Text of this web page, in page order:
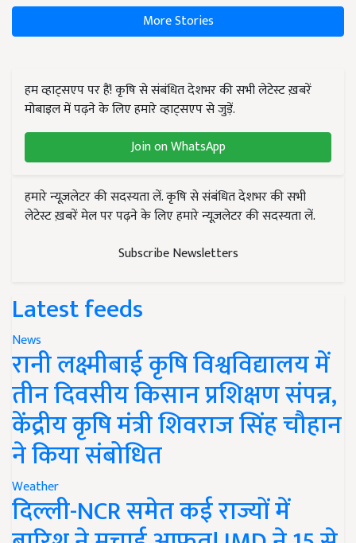
More Stories
हम व्हाट्सएप पर हैं! कृषि से संबंधित देशभर की सभी लेटेस्ट ख़बरें
मोबाइल में पढ़ने के लिए हमारे व्हाट्सएप से जुड़ें.
Join on WhatsApp
हमारे न्यूज़लेटर की सदस्यता लें. कृषि से संबंधित देशभर की सभी
लेटेस्ट ख़बरें मेल पर पढ़ने के लिए हमारे न्यूज़लेटर की सदस्यता लें.
Subscribe Newsletters
Latest feeds
News
रानी लक्ष्मीबाई कृषि विश्वविद्यालय में
तीन दिवसीय किसान प्रशिक्षण संपन्न,
केंद्रीय कृषि मंत्री शिवराज सिंह चौहान
ने किया संबोधित
Weather
दिल्ली-NCR समेत कई राज्यों में